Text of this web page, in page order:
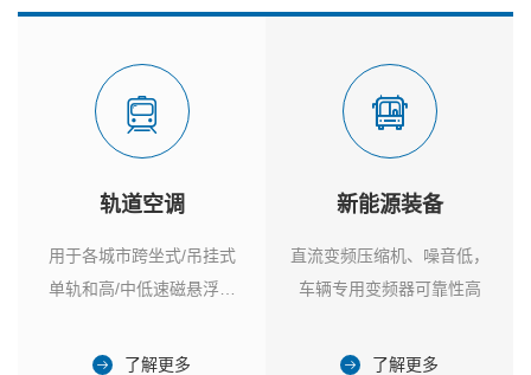
轨道空调
用于各城市跨坐式/吊挂式
单轨和高/中低速磁悬浮列
了解更多
新能源装备
直流变频压缩机、噪音低，
车辆专用变频器可靠性高
了解更多